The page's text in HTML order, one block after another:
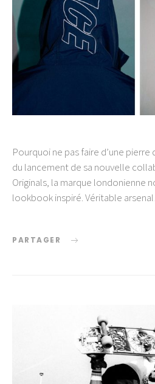
Pourquoi ne pas faire d’une pierre
du lancement de sa nouvelle
Originals, la marque londonienne
lookbook inspiré. Véritable
PARTAGER